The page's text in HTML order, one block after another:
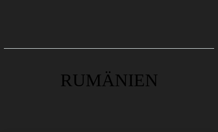
RUMÄNIEN